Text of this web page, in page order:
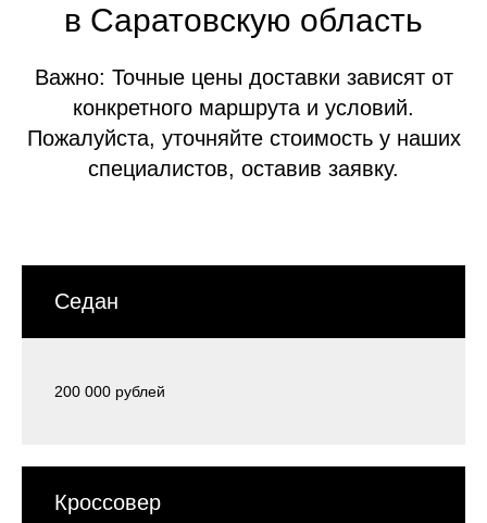
в Саратовскую область
Важно: Точные цены доставки зависят от
конкретного маршрута и условий.
Пожалуйста, уточняйте стоимость у наших
специалистов, оставив заявку.
Седан
200 000 рублей
Кроссовер